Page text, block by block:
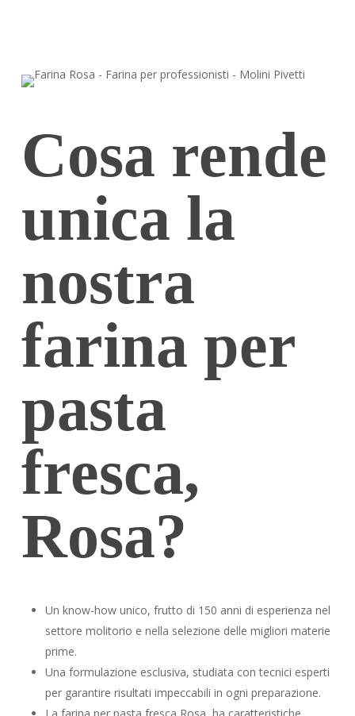
Cosa rende
unica la
nostra
farina per
pasta
fresca,
Rosa?
Un know-how unico, frutto di 150 anni di esperienza nel
settore molitorio e nella selezione delle migliori materie
prime.
Una formulazione esclusiva, studiata con tecnici esperti
per garantire risultati impeccabili in ogni preparazione.